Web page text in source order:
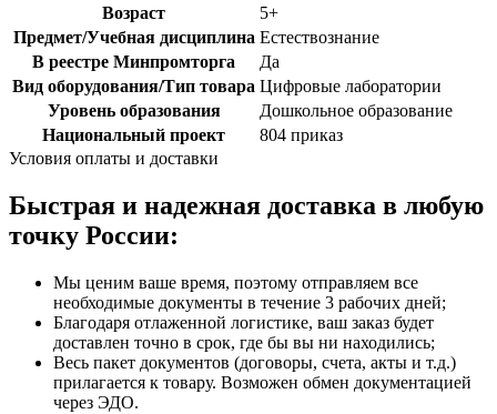
Возраст
5+
Предмет/Учебная дисциплина Естествознание
В реестре Минпромторга
Да
Вид оборудования/Тип товара Цифровые лаборатории
Уровень образования
Дошкольное образование
Национальный проект
804 приказ
Условия оплаты и доставки
Быстрая и надежная доставка в любую
точку России:
Мы ценим ваше время, поэтому отправляем все
необходимые документы в течение 3 рабочих дней;
Благодаря отлаженной логистике, ваш заказ будет
доставлен точно в срок, где бы вы ни находились;
Весь пакет документов (договоры, счета, акты и т.д.)
прилагается к товару. Возможен обмен документацией
через ЭДО.